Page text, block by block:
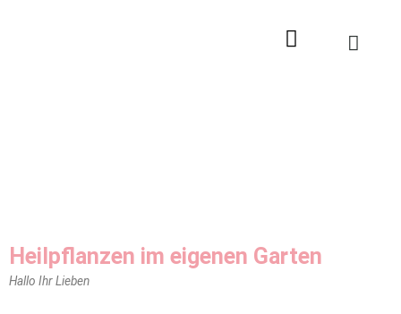
Heilpflanzen im eigenen Garten
Hallo Ihr Lieben